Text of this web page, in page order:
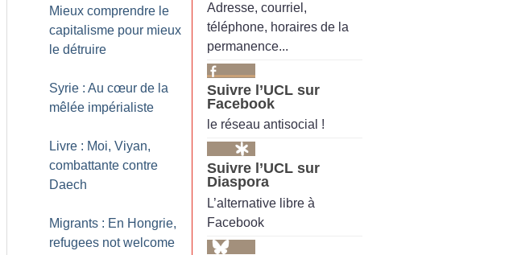
Mieux comprendre le
capitalisme pour mieux
le détruire
Syrie : Au cœur de la
mêlée impérialiste
Livre : Moi, Viyan,
combattante contre
Daech
Migrants : En Hongrie,
refugees not welcome
Adresse, courriel,
téléphone, horaires de la
permanence...
Suivre l’UCL sur
Facebook
le réseau antisocial !
Suivre l’UCL sur
Diaspora
L’alternative libre à
Facebook